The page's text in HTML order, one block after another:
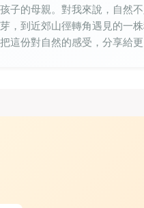
子的母親。對我來說，自然
，到近郊山徑轉角遇見的一
這份對自然的感受，分享給更